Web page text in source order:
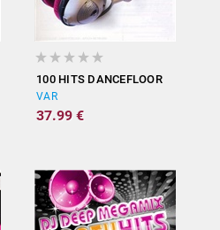
100 HITS DANCEFLOOR
VAR
37.99 €